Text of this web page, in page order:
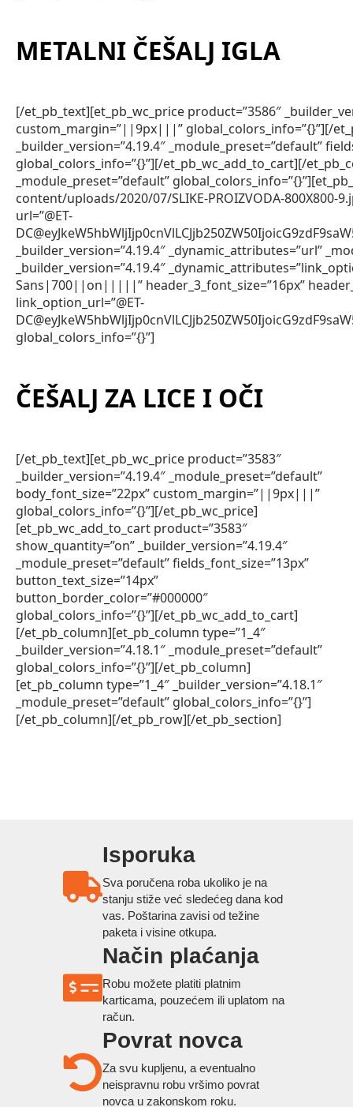
METALNI ČEŠALJ IGLA
[/et_pb_text][et_pb_wc_price product=”3586″
custom_margin=”||9px|||” global_colors_info=”{}”][/
_builder_version=”4.19.4″ _module_preset=”default”
global_colors_info=”{}”][/et_pb_wc_add_to_cart][/
_module_preset=”default”
content/uploads/2020/07/SLIKE-PROIZVODA-800X800-
url=”@ET-
_builder_version=”4.19.4″ _dynamic_attributes=”url”
_builder_version=”4.19.4″
Sans|700||on|||||” header_3_font_size=”16px”
link_option_url=”@ET-
global_colors_info=”{}”]
ČEŠALJ ZA LICE I OČI
[/et_pb_text][et_pb_wc_price product=”3583″
_builder_version=”4.19.4″ _module_preset=”default”
body_font_size=”22px” custom_margin=”||9px|||”
global_colors_info=”{}”][/et_pb_wc_price]
[et_pb_wc_add_to_cart product=”3583″
show_quantity=”on” _builder_version=”4.19.4″
_module_preset=”default” fields_font_size=”13px”
button_text_size=”14px”
button_border_color=”#000000″
global_colors_info=”{}”][/et_pb_wc_add_to_cart]
[/et_pb_column][et_pb_column type=”1_4″
_builder_version=”4.18.1″ _module_preset=”default”
global_colors_info=”{}”][/et_pb_column]
[et_pb_column type=”1_4″ _builder_version=”4.18.1″
_module_preset=”default” global_colors_info=”{}”]
[/et_pb_column][/et_pb_row][/et_pb_section]
Isporuka
Sva poručena roba ukoliko je na
stanju stiže već sledećeg dana kod
vas. Poštarina zavisi od težine
paketa i visine otkupa.
Način plaćanja
Robu možete platiti platnim
karticama, pouzećem ili uplatom na
račun.
Povrat novca
Za svu kupljenu, a eventualno
neispravnu robu vršimo povrat
novca u zakonskom roku.